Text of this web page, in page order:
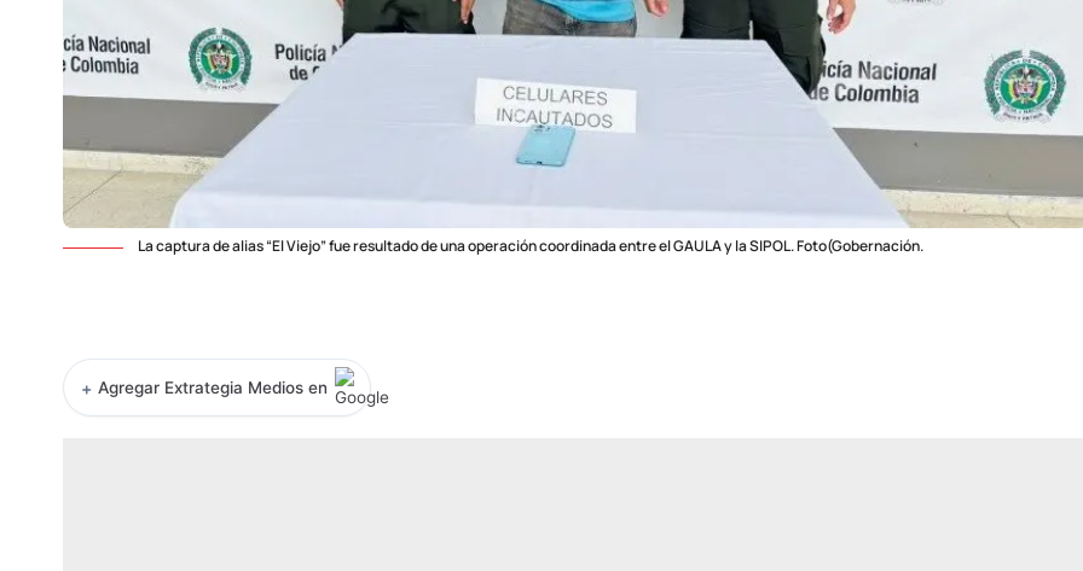
La captura de alias “El Viejo” fue resultado de una operación coordinada entre el GAULA y la SIPOL. Foto(Gobernación.
+ Agregar Extrategia Medios en